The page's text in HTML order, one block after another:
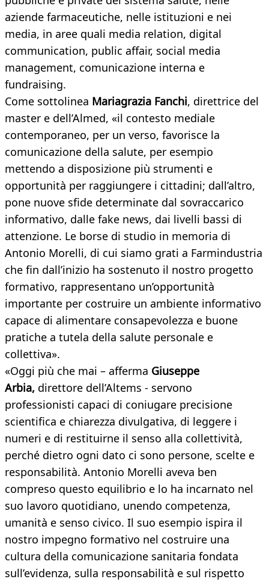
aziende farmaceutiche, nelle istituzioni e nei
media, in aree quali media relation, digital
communication, public affair, social media
management, comunicazione interna e
fundraising.
Come sottolinea Mariagrazia Fanchi, direttrice del
master e dell’Almed, «il contesto mediale
contemporaneo, per un verso, favorisce la
comunicazione della salute, per esempio
mettendo a disposizione più strumenti e
opportunità per raggiungere i cittadini; dall’altro,
pone nuove sfide determinate dal sovraccarico
informativo, dalle fake news, dai livelli bassi di
attenzione. Le borse di studio in memoria di
Antonio Morelli, di cui siamo grati a Farmindustria
che fin dall’inizio ha sostenuto il nostro progetto
formativo, rappresentano un’opportunità
importante per costruire un ambiente informativo
capace di alimentare consapevolezza e buone
pratiche a tutela della salute personale e
collettiva».
«Oggi più che mai – afferma Giuseppe
Arbia, direttore dell’Altems - servono
professionisti capaci di coniugare precisione
scientifica e chiarezza divulgativa, di leggere i
numeri e di restituirne il senso alla collettività,
perché dietro ogni dato ci sono persone, scelte e
responsabilità. Antonio Morelli aveva ben
compreso questo equilibrio e lo ha incarnato nel
suo lavoro quotidiano, unendo competenza,
umanità e senso civico. Il suo esempio ispira il
nostro impegno formativo nel costruire una
cultura della comunicazione sanitaria fondata
sull’evidenza, sulla responsabilità e sul rispetto